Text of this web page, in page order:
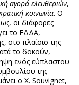
αγορά ελευθεριών,
κοινωνία. Ο
οι διάφορες
το ΕΔΔΑ,
στο πλαίσιο της
το δοκούν,
ενός εύπλαστου
της
ο Χ. Souvignet,